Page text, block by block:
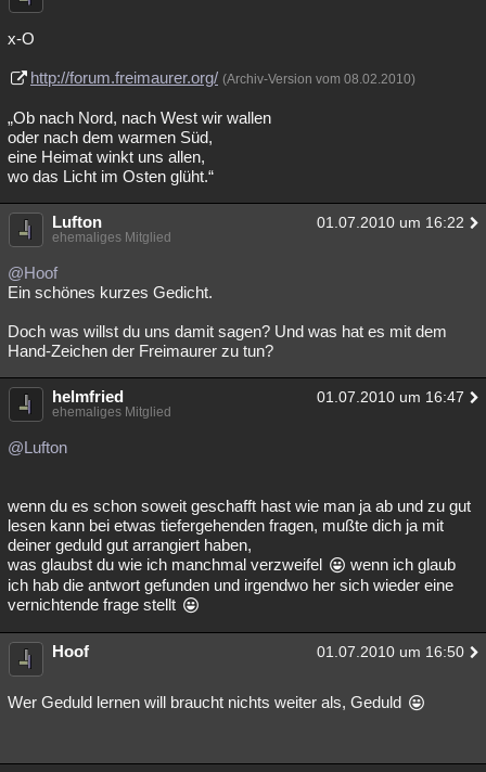
x-O
http://forum.freimaurer.org/ (Archiv-Version vom 08.02.2010)
„Ob nach Nord, nach West wir wallen
oder nach dem warmen Süd,
eine Heimat winkt uns allen,
wo das Licht im Osten glüht.“
Lufton 01.07.2010 um 16:22
ehemaliges Mitglied
@Hoof
Ein schönes kurzes Gedicht.
Doch was willst du uns damit sagen? Und was hat es mit dem
Hand-Zeichen der Freimaurer zu tun?
helmfried 01.07.2010 um 16:47
ehemaliges Mitglied
@Lufton
wenn du es schon soweit geschafft hast wie man ja ab und zu gut
lesen kann bei etwas tiefergehenden fragen, mußte dich ja mit
deiner geduld gut arrangiert haben,
was glaubst du wie ich manchmal verzweifel
wenn ich glaub
ich hab die antwort gefunden und irgendwo her sich wieder eine
vernichtende frage stellt
Hoof 01.07.2010 um 16:50
Wer Geduld lernen will braucht nichts weiter als, Geduld